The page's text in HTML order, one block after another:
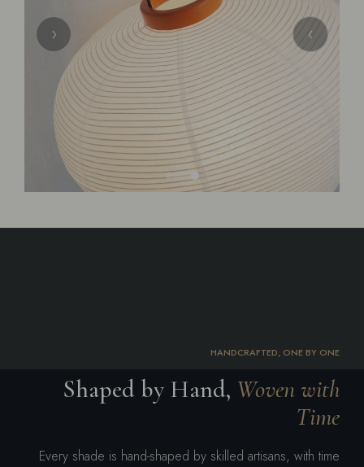
‹ ›
HANDCRAFTED, ONE BY ONE
Shaped by Hand, Woven with
Time
Every shade is hand-shaped by skilled artisans, with time